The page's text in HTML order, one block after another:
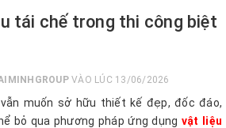
tái chế trong thi công biệt
VÀO LÚC 13/06/2026
muốn sở hữu thiết kế đẹp, đốc đáo,
bỏ qua phương pháp ứng dụng vật liệu